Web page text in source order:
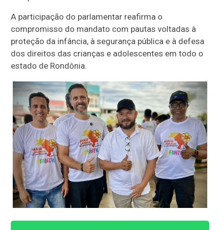
A participação do parlamentar reafirma o
compromisso do mandato com pautas voltadas à
proteção da infância, à segurança pública e à defesa
dos direitos das crianças e adolescentes em todo o
estado de Rondônia.